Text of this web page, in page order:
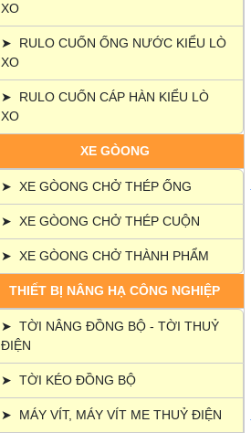
XO
➤
RULO CUỐN ỐNG NƯỚC KIỂU LÒ
XO
➤
RULO CUỐN CÁP HÀN KIỂU LÒ
XO
XE GÒONG
➤ XE GÒONG CHỞ THÉP ỐNG
➤ XE GÒONG CHỞ THÉP CUỘN
➤ XE GÒONG CHỞ THÀNH PHẨM
THIẾT BỊ NÂNG HẠ CÔNG NGHIỆP
➤ TỜI NÂNG ĐỒNG BỘ - TỜI THUỶ
ĐIỆN
➤ TỜI KÉO ĐỒNG BỘ
➤ MÁY VÍT, MÁY VÍT ME THUỶ ĐIỆN